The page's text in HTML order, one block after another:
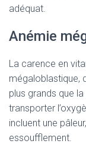
adéquat.
Anémie
La carence en
mégaloblastique,
plus grands que
transporter
incluent une
essoufflement.